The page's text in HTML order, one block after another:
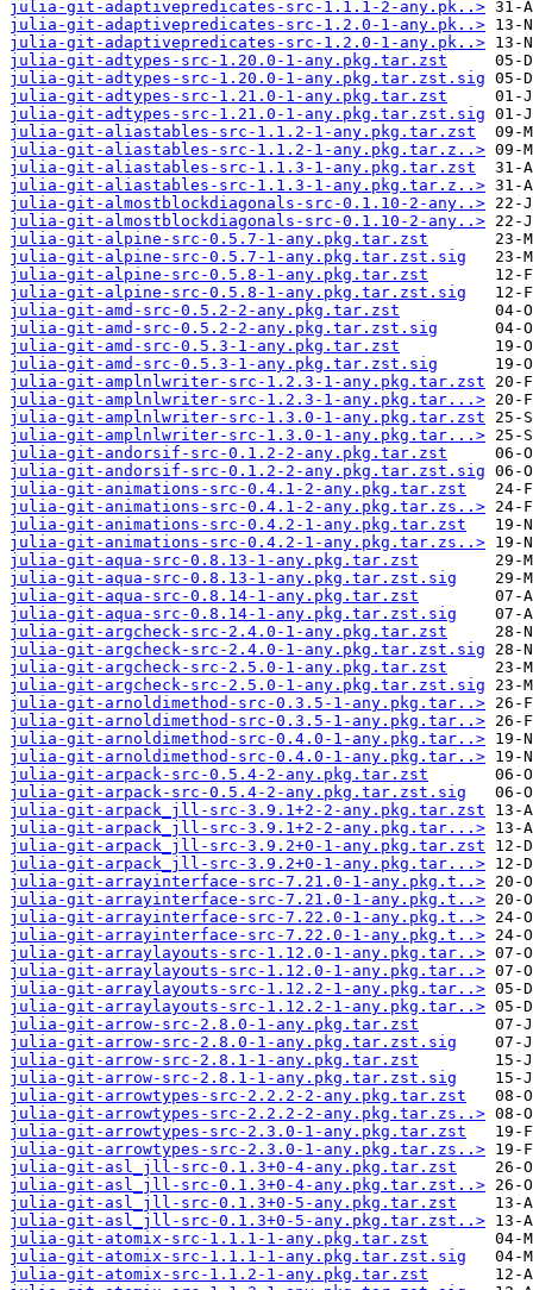
julia-git-adaptivepredicates-src-1.1.1-2-any.pk..>
julia-git-adaptivepredicates-src-1.2.0-1-any.pk..>
julia-git-adaptivepredicates-src-1.2.0-1-any.pk..>
julia-git-adtypes-src-1.20.0-1-any.pkg.tar.zst
julia-git-adtypes-src-1.20.0-1-any.pkg.tar.zst.sig
julia-git-adtypes-src-1.21.0-1-any.pkg.tar.zst
julia-git-adtypes-src-1.21.0-1-any.pkg.tar.zst.sig
julia-git-aliastables-src-1.1.2-1-any.pkg.tar.zst
julia-git-aliastables-src-1.1.2-1-any.pkg.tar.z..>
julia-git-aliastables-src-1.1.3-1-any.pkg.tar.zst
julia-git-aliastables-src-1.1.3-1-any.pkg.tar.z..>
julia-git-almostblockdiagonals-src-0.1.10-2-any..>
julia-git-almostblockdiagonals-src-0.1.10-2-any..>
julia-git-alpine-src-0.5.7-1-any.pkg.tar.zst
julia-git-alpine-src-0.5.7-1-any.pkg.tar.zst.sig
julia-git-alpine-src-0.5.8-1-any.pkg.tar.zst
julia-git-alpine-src-0.5.8-1-any.pkg.tar.zst.sig
julia-git-amd-src-0.5.2-2-any.pkg.tar.zst
julia-git-amd-src-0.5.2-2-any.pkg.tar.zst.sig
julia-git-amd-src-0.5.3-1-any.pkg.tar.zst
julia-git-amd-src-0.5.3-1-any.pkg.tar.zst.sig
julia-git-amplnlwriter-src-1.2.3-1-any.pkg.tar.zst
julia-git-amplnlwriter-src-1.2.3-1-any.pkg.tar...>
julia-git-amplnlwriter-src-1.3.0-1-any.pkg.tar.zst
julia-git-amplnlwriter-src-1.3.0-1-any.pkg.tar...>
julia-git-andorsif-src-0.1.2-2-any.pkg.tar.zst
julia-git-andorsif-src-0.1.2-2-any.pkg.tar.zst.sig
julia-git-animations-src-0.4.1-2-any.pkg.tar.zst
julia-git-animations-src-0.4.1-2-any.pkg.tar.zs..>
julia-git-animations-src-0.4.2-1-any.pkg.tar.zst
julia-git-animations-src-0.4.2-1-any.pkg.tar.zs..>
julia-git-aqua-src-0.8.13-1-any.pkg.tar.zst
julia-git-aqua-src-0.8.13-1-any.pkg.tar.zst.sig
julia-git-aqua-src-0.8.14-1-any.pkg.tar.zst
julia-git-aqua-src-0.8.14-1-any.pkg.tar.zst.sig
julia-git-argcheck-src-2.4.0-1-any.pkg.tar.zst
julia-git-argcheck-src-2.4.0-1-any.pkg.tar.zst.sig
julia-git-argcheck-src-2.5.0-1-any.pkg.tar.zst
julia-git-argcheck-src-2.5.0-1-any.pkg.tar.zst.sig
julia-git-arnoldimethod-src-0.3.5-1-any.pkg.tar..>
julia-git-arnoldimethod-src-0.3.5-1-any.pkg.tar..>
julia-git-arnoldimethod-src-0.4.0-1-any.pkg.tar..>
julia-git-arnoldimethod-src-0.4.0-1-any.pkg.tar..>
julia-git-arpack-src-0.5.4-2-any.pkg.tar.zst
julia-git-arpack-src-0.5.4-2-any.pkg.tar.zst.sig
julia-git-arpack_jll-src-3.9.1+2-2-any.pkg.tar.zst
julia-git-arpack_jll-src-3.9.1+2-2-any.pkg.tar...>
julia-git-arpack_jll-src-3.9.2+0-1-any.pkg.tar.zst
julia-git-arpack_jll-src-3.9.2+0-1-any.pkg.tar...>
julia-git-arrayinterface-src-7.21.0-1-any.pkg.t..>
julia-git-arrayinterface-src-7.21.0-1-any.pkg.t..>
julia-git-arrayinterface-src-7.22.0-1-any.pkg.t..>
julia-git-arrayinterface-src-7.22.0-1-any.pkg.t..>
julia-git-arraylayouts-src-1.12.0-1-any.pkg.tar..>
julia-git-arraylayouts-src-1.12.0-1-any.pkg.tar..>
julia-git-arraylayouts-src-1.12.2-1-any.pkg.tar..>
julia-git-arraylayouts-src-1.12.2-1-any.pkg.tar..>
julia-git-arrow-src-2.8.0-1-any.pkg.tar.zst
julia-git-arrow-src-2.8.0-1-any.pkg.tar.zst.sig
julia-git-arrow-src-2.8.1-1-any.pkg.tar.zst
julia-git-arrow-src-2.8.1-1-any.pkg.tar.zst.sig
julia-git-arrowtypes-src-2.2.2-2-any.pkg.tar.zst
julia-git-arrowtypes-src-2.2.2-2-any.pkg.tar.zs..>
julia-git-arrowtypes-src-2.3.0-1-any.pkg.tar.zst
julia-git-arrowtypes-src-2.3.0-1-any.pkg.tar.zs..>
julia-git-asl_jll-src-0.1.3+0-4-any.pkg.tar.zst
julia-git-asl_jll-src-0.1.3+0-4-any.pkg.tar.zst..>
julia-git-asl_jll-src-0.1.3+0-5-any.pkg.tar.zst
julia-git-asl_jll-src-0.1.3+0-5-any.pkg.tar.zst..>
julia-git-atomix-src-1.1.1-1-any.pkg.tar.zst
julia-git-atomix-src-1.1.1-1-any.pkg.tar.zst.sig
julia-git-atomix-src-1.1.2-1-any.pkg.tar.zst